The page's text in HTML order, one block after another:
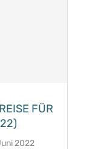
FÜR
2022